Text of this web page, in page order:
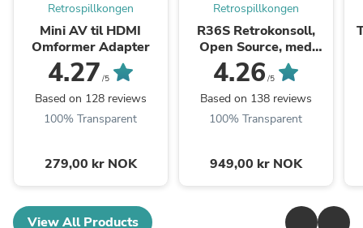
Retrospillkongen
Mini AV til HDMI
Omformer Adapter
4.27 /5
Based on 128 reviews
100% Transparent
279,00 kr NOK
Retrospillkongen
R36S Retrokonsoll,
Open Source, med
20.000+ spill
4.26 /5
Based on 138 reviews
100% Transparent
949,00 kr NOK
View All Products